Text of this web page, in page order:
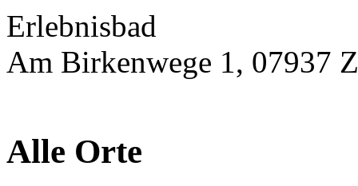
Erlebnisbad
Am Birkenwege 1, 07937
Alle Orte